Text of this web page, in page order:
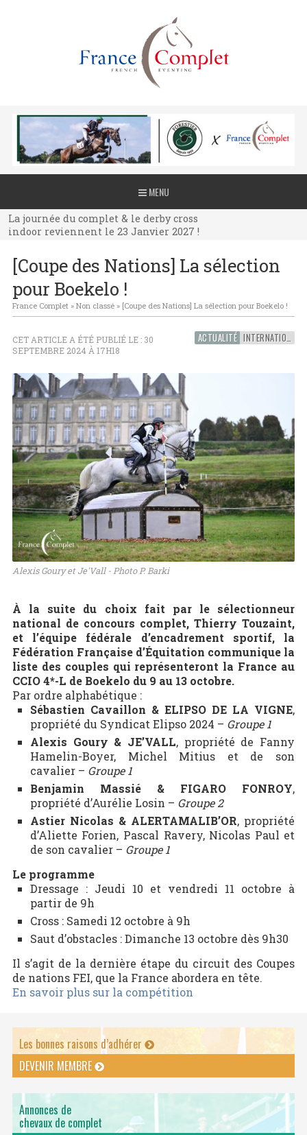
MENU
La journée du complet & le derby cross
indoor reviennent le 23 Janvier 2027 !
La journée du complet & le derby cross
indoor reviennent le 23 Janvier 2027 !
indoor reviennent le 23 Janvier 2027 !
[Coupe des Nations] La sélection
pour Boekelo !
France Complet» Non classé» [Coupe des Nations] La sélection pour Boekelo !
ACTUALITÉ INTERNATIONAL
CET ARTICLE A ÉTÉ PUBLIÉ LE : 30
SEPTEMBRE 2024 À 17H18
Alexis Goury et Je'Vall - Photo P. Barki
À la suite du choix fait par le sélectionneur
national de concours complet, Thierry Touzaint,
et l’équipe fédérale d’encadrement sportif, la
Fédération Française d’Équitation communique la
liste des couples qui représenteront la France au
CCIO 4*-L de Boekelo du 9 au 13 octobre.
Par ordre alphabétique :
Sébastien Cavaillon & ELIPSO DE LA VIGNE,
propriété du Syndicat Elipso 2024 – Groupe 1
Alexis Goury & JE’VALL, propriété de Fanny
Hamelin-Boyer, Michel Mitius et de son
cavalier – Groupe 1
Benjamin Massié & FIGARO FONROY,
propriété d’Aurélie Losin – Groupe 2
Astier Nicolas & ALERTAMALIB’OR, propriété
d’Aliette Forien, Pascal Ravery, Nicolas Paul et
de son cavalier – Groupe 1
Le programme
Dressage : Jeudi 10 et vendredi 11 octobre à
partir de 9h
Cross : Samedi 12 octobre à 9h
Saut d’obstacles : Dimanche 13 octobre dès 9h30
Il s’agit de la dernière étape du circuit des Coupes
de nations FEI, que la France abordera en tête.
En savoir plus sur la compétition
Les bonnes raisons d’adhérer
DEVENIR MEMBRE
Annonces de
chevaux de complet